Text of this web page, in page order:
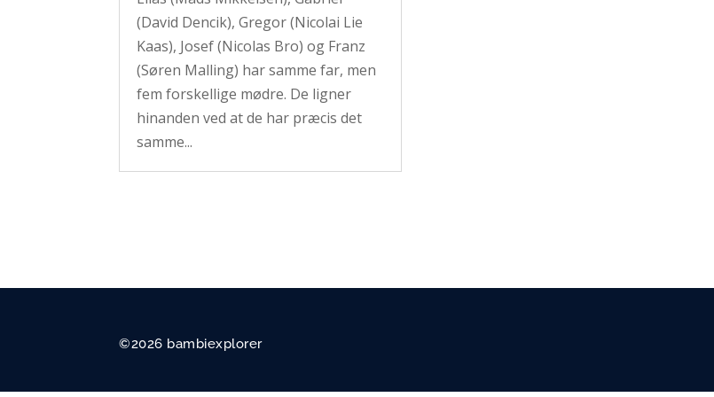
(David Dencik), Gregor (Nicolai Lie
Kaas), Josef (Nicolas Bro) og Franz
(Søren Malling) har samme far, men
fem forskellige mødre. De ligner
hinanden ved at de har præcis det
samme...
©2026 bambiexplorer